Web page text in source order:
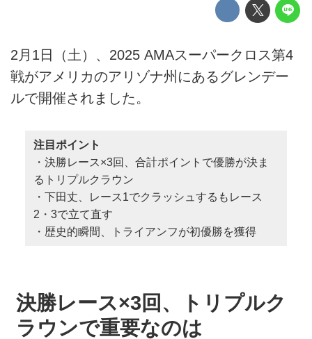
2月1日（土）、2025 AMAスーパークロス第4
戦がアメリカのアリゾナ州にあるグレンデー
ルで開催されました。
注目ポイント
・決勝レース×3回、合計ポイントで優勝が決ま
るトリプルクラウン
・下田丈、レース1でクラッシュするもレース
2・3で立て直す
・歴史的瞬間、トライアンフが初優勝を獲得
決勝レース×3回、トリプルク
ラウンで重要なのは